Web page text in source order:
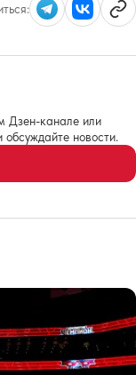
Дзен-канале или
новости.